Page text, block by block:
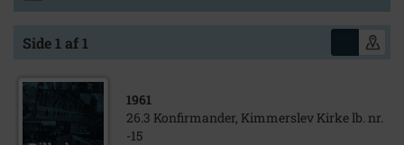
Side 1 af 1
1961
26.3 Konfirmander, Kimmerslev Kirke lb. nr.
-15